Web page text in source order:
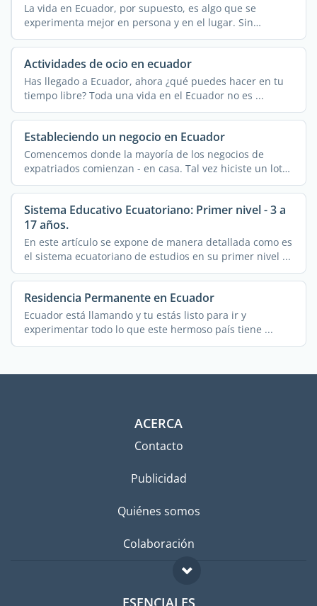
La vida en Ecuador, por supuesto, es algo que se
experimenta mejor en persona y en el lugar. Sin
embargo, este ...
Actividades de ocio en ecuador
Has llegado a Ecuador, ahora ¿qué puedes hacer en tu
tiempo libre? Toda una vida en el Ecuador no es ...
Estableciendo un negocio en Ecuador
Comencemos donde la mayoría de los negocios de
expatriados comienzan - en casa. Tal vez hiciste un lote
de ...
Sistema Educativo Ecuatoriano: Primer nivel - 3 a
17 años.
En este artículo se expone de manera detallada como es
el sistema ecuatoriano de estudios en su primer nivel ...
Residencia Permanente en Ecuador
Ecuador está llamando y tu estás listo para ir y
experimentar todo lo que este hermoso país tiene ...
ACERCA
Contacto
Publicidad
Quiénes somos
Colaboración
ESENCIALES